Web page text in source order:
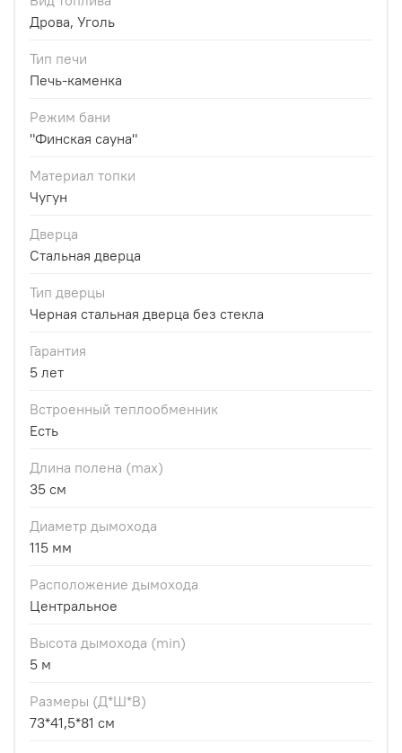
Дрова, Уголь
Тип печи
Печь-каменка
Режим бани
"Финская сауна"
Материал топки
Чугун
Дверца
Стальная дверца
Тип дверцы
Черная стальная дверца без стекла
Гарантия
5 лет
Встроенный теплообменник
Есть
Длина полена (max)
35 см
Диаметр дымохода
115 мм
Расположение дымохода
Центральное
Высота дымохода (min)
5 м
Размеры (Д*Ш*В)
73*41,5*81 см